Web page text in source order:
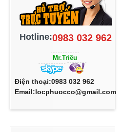
Hotline:0983 032 962
Mr.Triều
Điện thoại:0983 032 962
Email:locphuocco@gmail.com